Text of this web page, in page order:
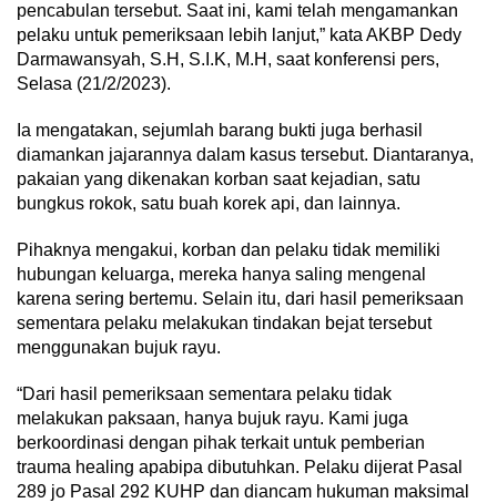
pencabulan tersebut. Saat ini, kami telah mengamankan
pelaku untuk pemeriksaan lebih lanjut,” kata AKBP Dedy
Darmawansyah, S.H, S.I.K, M.H, saat konferensi pers,
Selasa (21/2/2023).
Ia mengatakan, sejumlah barang bukti juga berhasil
diamankan jajarannya dalam kasus tersebut. Diantaranya,
pakaian yang dikenakan korban saat kejadian, satu
bungkus rokok, satu buah korek api, dan lainnya.
Pihaknya mengakui, korban dan pelaku tidak memiliki
hubungan keluarga, mereka hanya saling mengenal
karena sering bertemu. Selain itu, dari hasil pemeriksaan
sementara pelaku melakukan tindakan bejat tersebut
menggunakan bujuk rayu.
“Dari hasil pemeriksaan sementara pelaku tidak
melakukan paksaan, hanya bujuk rayu. Kami juga
berkoordinasi dengan pihak terkait untuk pemberian
trauma healing apabipa dibutuhkan. Pelaku dijerat Pasal
289 jo Pasal 292 KUHP dan diancam hukuman maksimal